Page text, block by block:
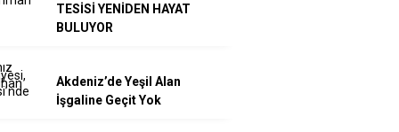
TESİSİ YENİDEN HAYAT
BULUYOR
Akdeniz’de Yeşil Alan
İşgaline Geçit Yok